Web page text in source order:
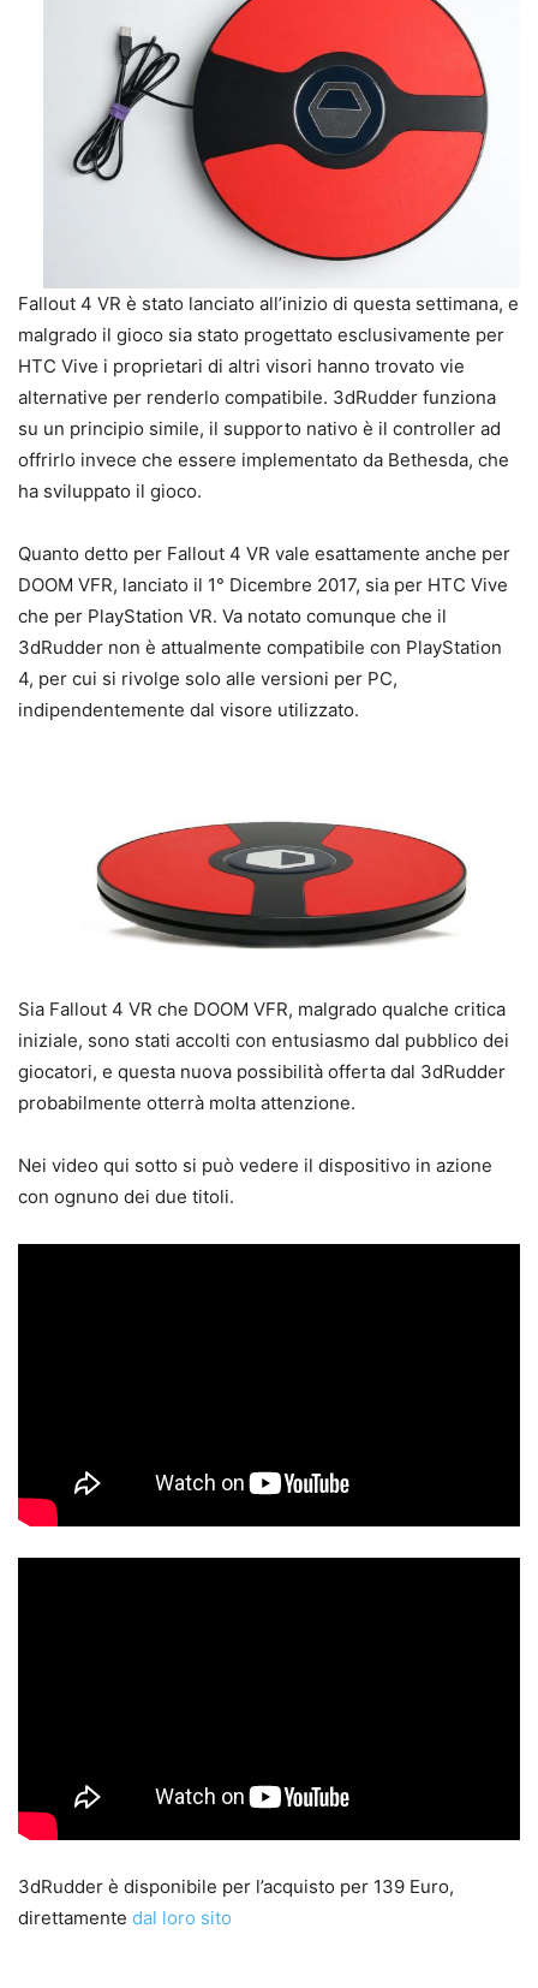
Fallout 4 VR è stato lanciato all’inizio di questa settimana, e
malgrado il gioco sia stato progettato esclusivamente per
HTC Vive i proprietari di altri visori hanno trovato vie
alternative per renderlo compatibile. 3dRudder funziona
su un principio simile, il supporto nativo è il controller ad
offrirlo invece che essere implementato da Bethesda, che
ha sviluppato il gioco.
Quanto detto per Fallout 4 VR vale esattamente anche per
DOOM VFR, lanciato il 1° Dicembre 2017, sia per HTC Vive
che per PlayStation VR. Va notato comunque che il
3dRudder non è attualmente compatibile con PlayStation
4, per cui si rivolge solo alle versioni per PC,
indipendentemente dal visore utilizzato.
Sia Fallout 4 VR che DOOM VFR, malgrado qualche critica
iniziale, sono stati accolti con entusiasmo dal pubblico dei
giocatori, e questa nuova possibilità offerta dal 3dRudder
probabilmente otterrà molta attenzione.
Nei video qui sotto si può vedere il dispositivo in azione
con ognuno dei due titoli.
3dRudder è disponibile per l’acquisto per 139 Euro,
direttamente dal loro sito